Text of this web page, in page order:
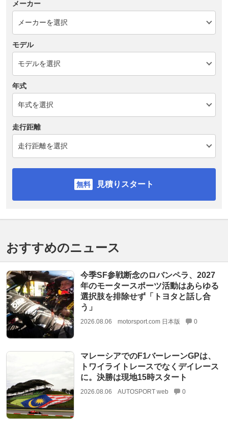
メーカー
モデル
年式
走行距離
見積りスタート
おすすめのニュース
今季SF参戦断念のロバンペラ、2027
年のモータースポーツ活動はあらゆる
選択肢を排除せず「トヨタと話し合
う」
2026.08.06 motorsport.com 日本版 0
マレーシアでのF1バーレーンGPは、
トワイライトレースでなくデイレース
に。決勝は現地15時スタート
2026.08.06 AUTOSPORT web 0